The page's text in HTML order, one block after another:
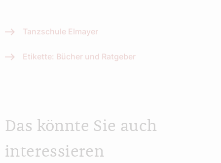
Tanzschule Elmayer
Etikette: Bücher und Ratgeber
Das könnte Sie auch
interessieren